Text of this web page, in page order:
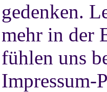
gedenken.
mehr in der
fühlen uns
Impressum-